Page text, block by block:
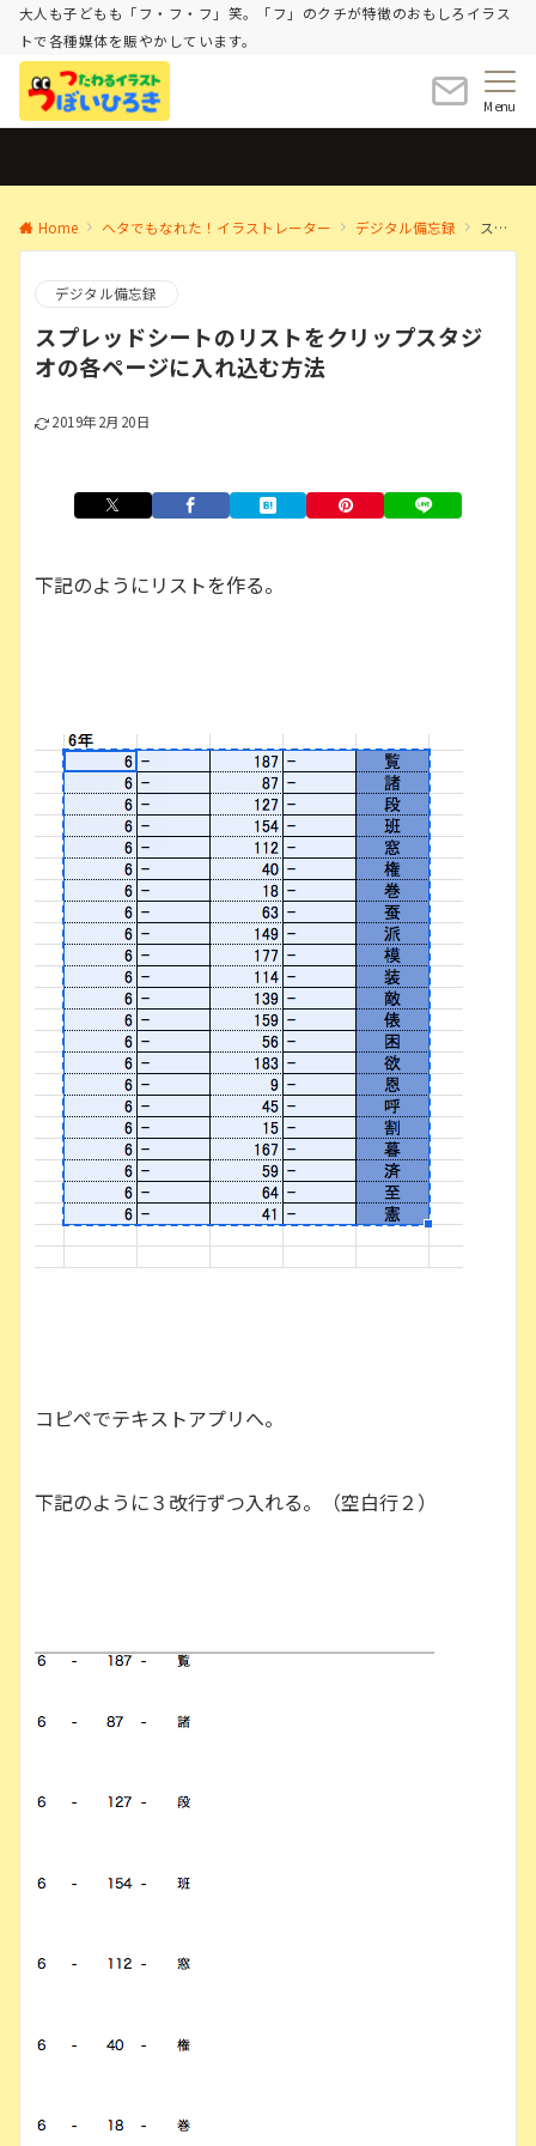
大人も子どもも「フ・フ・フ」笑。「フ」のクチが特徴のおもしろイラス
トで各種媒体を賑やかしています。
Menu
Home ヘタでもなれた！イラストレーター デジタル備忘録 スプレッドシートのリストをクリップスタジオの各ページに入れ込む方法
デジタル備忘録
スプレッドシートのリストをクリップスタジ
オの各ページに入れ込む方法
2019年2月20日
下記のようにリストを作る。
コピペでテキストアプリへ。
下記のように３改行ずつ入れる。（空白行２）